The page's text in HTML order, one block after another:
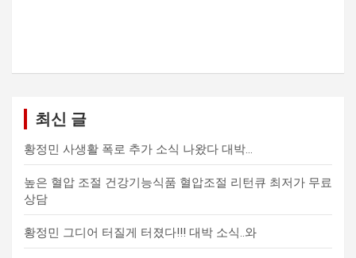
최신 글
황정민 사생활 폭로 추가 소식 나왔다 대박…
높은 혈압 조절 건강기능식품 혈압조절 리턴큐 최저가 무료
상담
황정민 그디어 터질게 터졌다!!! 대박 소식..와